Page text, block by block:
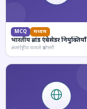
MCQ मध्यम
भारतीय ब्रांड एंबेसेडर नियुक्तियाँ
अंतर्राष्ट्रीय मामले प्रश्नोत्तरी